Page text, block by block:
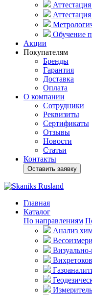
Обучение
Акции
Покупателям
Бренды
Гарантия
Доставка
Оплата
О компании
Сотрудники
Реквизиты
Сертификаты
Отзывы
Новости
Статьи
Контакты
Оставить заявку
Главная
Каталог
По направлениям
Анализ